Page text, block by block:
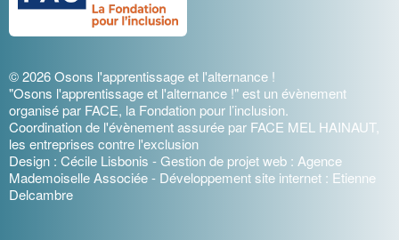
© 2026 Osons l'apprentissage et l'alternance !
"Osons l'apprentissage et l'alternance !" est un évènement
organisé par FACE, la Fondation pour l’inclusion.
Coordination de l'évènement assurée par FACE MEL HAINAUT,
les entreprises contre l'exclusion
Design : Cécile Lisbonis - Gestion de projet web : Agence
Mademoiselle Associée - Développement site internet : Etienne
Delcambre